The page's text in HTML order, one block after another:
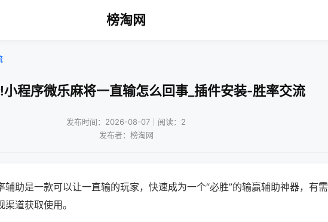
榜淘网
小程序微乐麻将一直输怎么回事_插件安装-胜率交流
发布时间：2026-08-07｜阅读：2
发布者：榜淘网
辅助是一款可以让一直输的玩家，快速成为一个“必胜”的输赢辅助神器，有需
道获取使用。